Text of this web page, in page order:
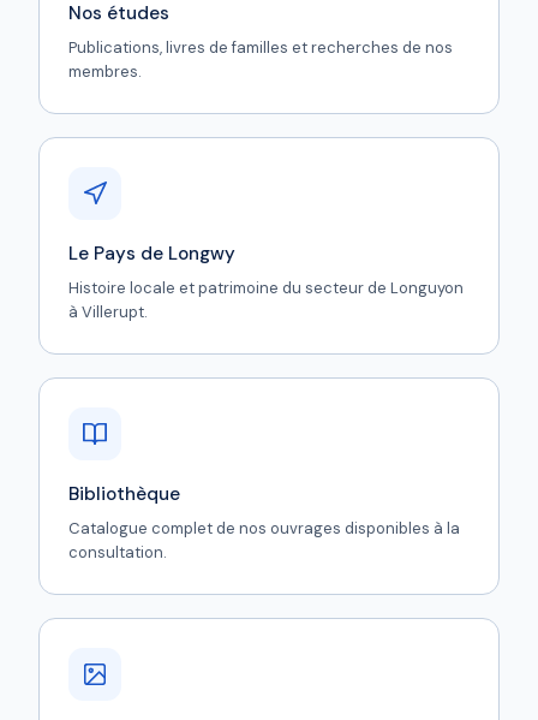
Nos études
Publications, livres de familles et recherches de nos
membres.
Le Pays de Longwy
Histoire locale et patrimoine du secteur de Longuyon
à Villerupt.
Bibliothèque
Catalogue complet de nos ouvrages disponibles à la
consultation.